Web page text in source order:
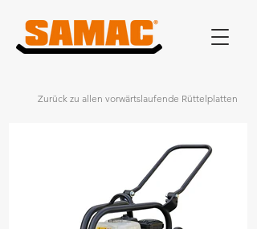
Zurück zu allen vorwärtslaufende Rüttelplatten